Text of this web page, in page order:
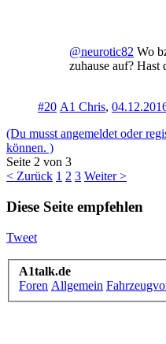
@neurotic82 Wo
zuhause auf? Hast
#20 A1 Chris,
(Du musst angemeldet oder
können. )
Seite 2 von 3
< Zurück 1 2 3 Weiter >
Diese Seite empfehlen
Tweet
A1talk.de
Foren Allgemein